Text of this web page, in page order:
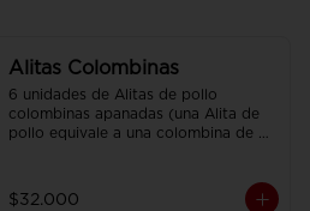
Alitas Colombinas
6 unidades de Alitas de pollo
colombinas apanadas (una Alita de
pollo equivale a una colombina de
$32.000